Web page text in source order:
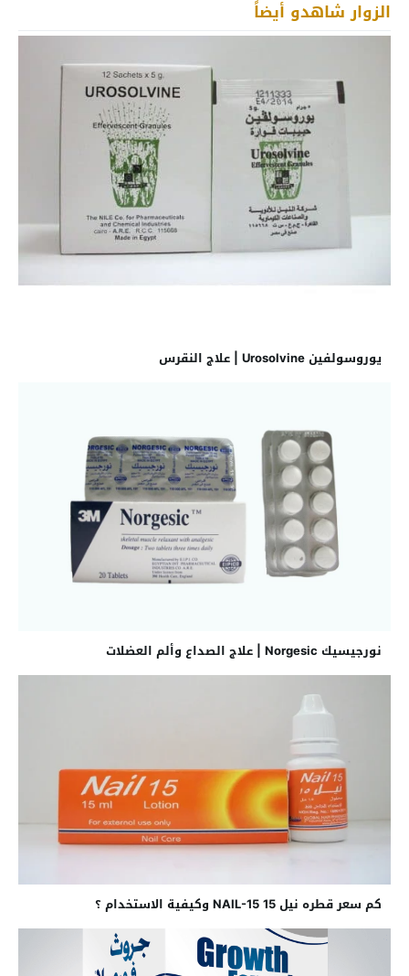
الزوار شاهدو أيضاً
يوروسولفين Urosolvine | علاج النقرس
نورجيسيك Norgesic | علاج الصداع وألم العضلات
كم سعر قطره نيل 15 NAIL-15 وكيفية الاستخدام ؟